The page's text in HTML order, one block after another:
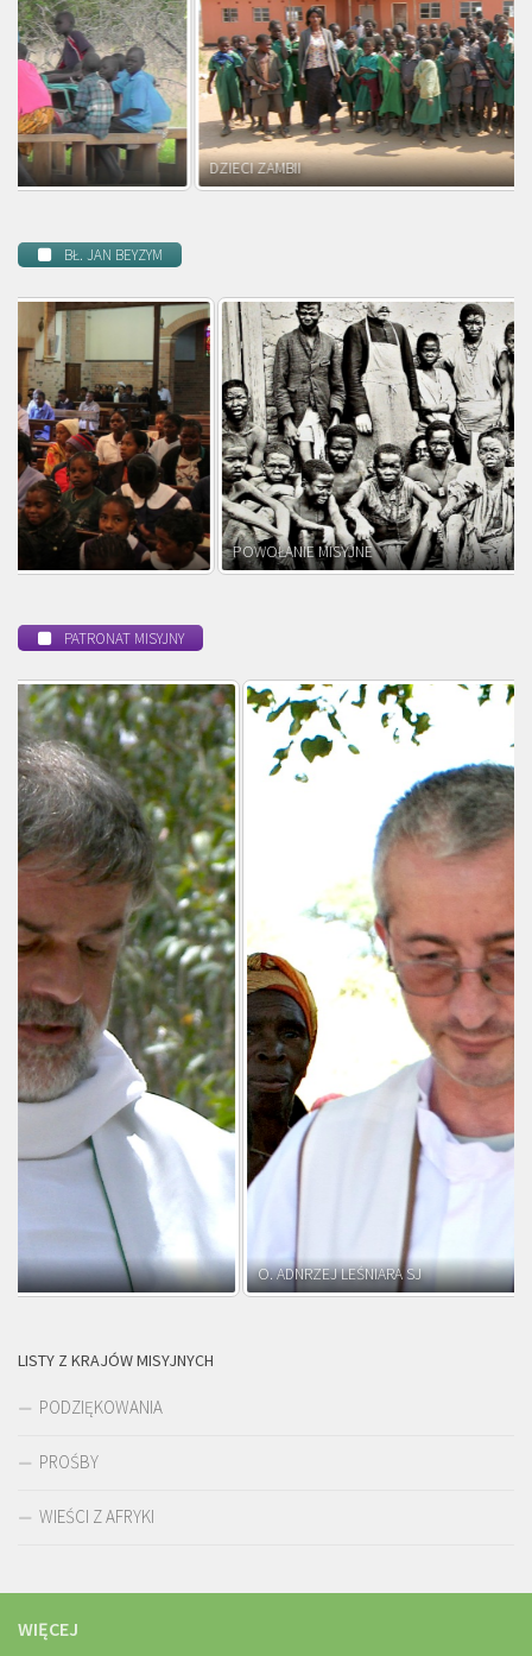
DZIECI ZAMBII
BŁ. JAN BEYZYM
POWOŁANIE MISYJNE
PATRONAT MISYJNY
O. ADNRZEJ LEŚNIARA SJ
LISTY Z KRAJÓW MISYJNYCH
PODZIĘKOWANIA
PROŚBY
WIEŚCI Z AFRYKI
WIĘCEJ